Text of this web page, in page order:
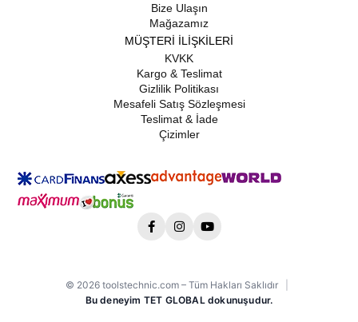
Bize Ulaşın
Mağazamız
MÜŞTERİ İLİŞKİLERİ
KVKK
Kargo & Teslimat
Gizlilik Politikası
Mesafeli Satış Sözleşmesi
Teslimat & İade
Çizimler
© 2026 toolstechnic.com – Tüm Hakları Saklıdır
Bu deneyim TET GLOBAL dokunuşudur.